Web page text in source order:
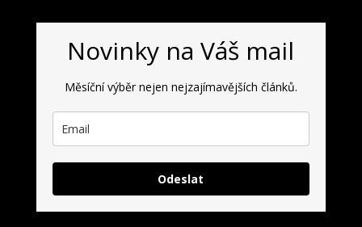
Novinky na Váš mail
Měsíční výběr nejen nejzajímavějších článků.
Odeslat